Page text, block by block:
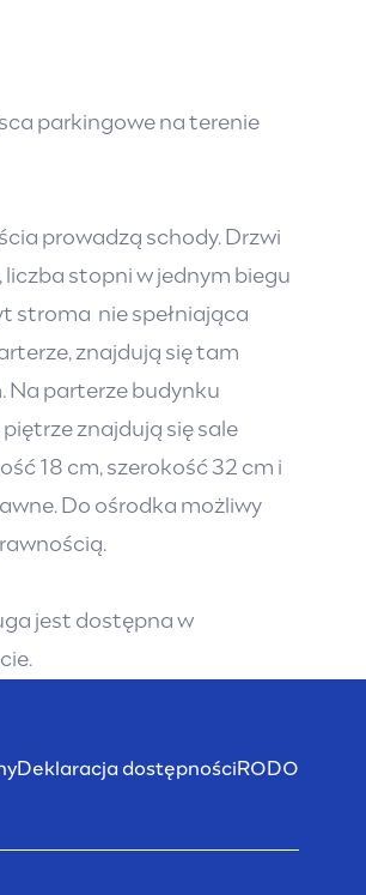
parkingowe na terenie
prowadzą schody. Drzwi
stopni w jednym biegu
stroma nie spełniająca
znajdują się tam
Na parterze budynku
znajdują się sale
18 cm, szerokość 32 cm i
Do ośrodka możliwy
jest dostępna w
Deklaracja dostępności RODO